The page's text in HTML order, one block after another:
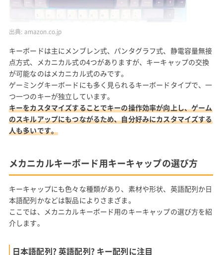
出典: amazon.co.jp
キーボードは主にメンブレン式、パンタグラフ式、静電容量無接
点方式、メカニカル式の4つがありますが、キーキャップの交換
が可能なのはメカニカル式のみです。
ゲーミングキーボードにも多く見られるキーボードタイプで、一
つ一つのキーが独立しています。
キーをカスタマイズすることでキーの操作効率が向上し、ゲーム
のスキルアップにもつながるため、自分好みにカスタマイズする
人も多いです。
メカニカルキーボード用キーキャップの選び方
キーキャップにも色々な種類があり、素材や形状、英語配列か日
本語配列かなどは製品によりさまざま。
ここでは、メカニカルキーボード用のキーキャップの選び方を紹
介します。
日本語配列? 英語配列? キー配列に注目